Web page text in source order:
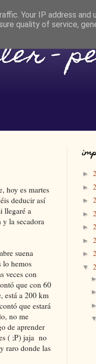
-
hoy es martes
deducir así
llegaré a
la secadora
suena
lo hemos
veces con
que con 60
está a 200 km
que estará
no me
de aprender
( ;P) jaja no
raro donde las
►
►
►
►
►
►
►
▼
Your IP address and
quality of service,